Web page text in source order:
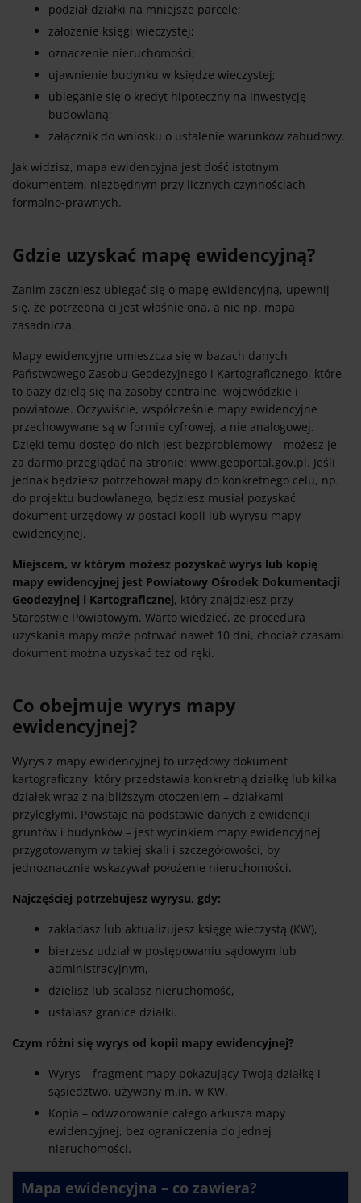
podział działki na mniejsze parcele;
założenie księgi wieczystej;
oznaczenie nieruchomości;
ujawnienie budynku w księdze wieczystej;
ubieganie się o kredyt hipoteczny na inwestycję
budowlaną;
załącznik do wniosku o ustalenie warunków zabudowy.
Jak widzisz, mapa ewidencyjna jest dość istotnym
dokumentem, niezbędnym przy licznych czynnościach
formalno-prawnych.
Gdzie uzyskać mapę ewidencyjną?
Zanim zaczniesz ubiegać się o mapę ewidencyjną, upewnij
się, że potrzebna ci jest właśnie ona, a nie np. mapa
zasadnicza.
Mapy ewidencyjne umieszcza się w bazach danych
Państwowego Zasobu Geodezyjnego i Kartograficznego, które
to bazy dzielą się na zasoby centralne, wojewódzkie i
powiatowe. Oczywiście, współcześnie mapy ewidencyjne
przechowywane są w formie cyfrowej, a nie analogowej.
Dzięki temu dostęp do nich jest bezproblemowy – możesz je
za darmo przeglądać na stronie: www.geoportal.gov.pl. Jeśli
jednak będziesz potrzebował mapy do konkretnego celu, np.
do projektu budowlanego, będziesz musiał pozyskać
dokument urzędowy w postaci kopii lub wyrysu mapy
ewidencyjnej.
Miejscem, w którym możesz pozyskać wyrys lub kopię
mapy ewidencyjnej jest Powiatowy Ośrodek Dokumentacji
Geodezyjnej i Kartograficznej, który znajdziesz przy
Starostwie Powiatowym. Warto wiedzieć, że procedura
uzyskania mapy może potrwać nawet 10 dni, chociaż czasami
dokument można uzyskać też od ręki.
Co obejmuje wyrys mapy
ewidencyjnej?
Wyrys z mapy ewidencyjnej to urzędowy dokument
kartograficzny, który przedstawia konkretną działkę lub kilka
działek wraz z najbliższym otoczeniem – działkami
przyległymi. Powstaje na podstawie danych z ewidencji
gruntów i budynków – jest wycinkiem mapy ewidencyjnej
przygotowanym w takiej skali i szczegółowości, by
jednoznacznie wskazywał położenie nieruchomości.
Najczęściej potrzebujesz wyrysu, gdy:
zakładasz lub aktualizujesz księgę wieczystą (KW),
bierzesz udział w postępowaniu sądowym lub
administracyjnym,
dzielisz lub scalasz nieruchomość,
ustalasz granice działki.
Czym różni się wyrys od kopii mapy ewidencyjnej?
Wyrys – fragment mapy pokazujący Twoją działkę i
sąsiedztwo, używany m.in. w KW.
Kopia – odwzorowanie całego arkusza mapy
ewidencyjnej, bez ograniczenia do jednej
nieruchomości.
Mapa ewidencyjna – co zawiera?